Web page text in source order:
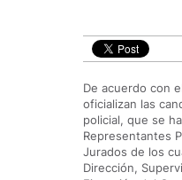
De acuerdo con
oficializan las
policial, que se
Representantes
Jurados de los
Dirección,